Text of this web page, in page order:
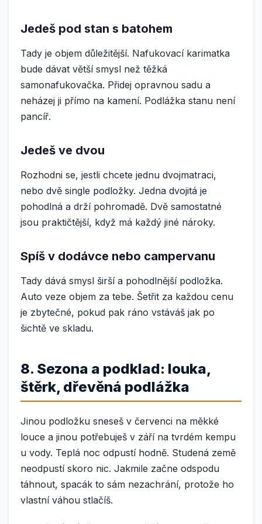
Jedeš pod stan s batohem
Tady je objem důležitější. Nafukovací karimatka
bude dávat větší smysl než těžká
samonafukovačka. Přidej opravnou sadu a
neházej ji přímo na kamení. Podlážka stanu není
pancíř.
Jedeš ve dvou
Rozhodni se, jestli chcete jednu dvojmatraci,
nebo dvě single podložky. Jedna dvojitá je
pohodlná a drží pohromadě. Dvě samostatné
jsou praktičtější, když má každý jiné nároky.
Spíš v dodávce nebo campervanu
Tady dává smysl širší a pohodlnější podložka.
Auto veze objem za tebe. Šetřit za každou cenu
je zbytečné, pokud pak ráno vstáváš jak po
šichtě ve skladu.
8. Sezona a podklad: louka,
štěrk, dřevěná podlážka
Jinou podložku sneseš v červenci na měkké
louce a jinou potřebuješ v září na tvrdém kempu
u vody. Teplá noc odpustí hodně. Studená země
neodpustí skoro nic. Jakmile začne odspodu
táhnout, spacák to sám nezachrání, protože ho
vlastní váhou stlačíš.